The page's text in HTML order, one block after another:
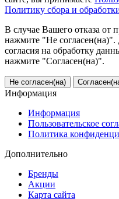
Политику сбора и
В случае Вашего отказа от
нажмите "Не
согласия на обработку
нажмите "Согласен(на)".
Не согласен(на)
Информация
Информация
Пользовательское
Политика
Дополнительно
Бренды
Акции
Карта сайта